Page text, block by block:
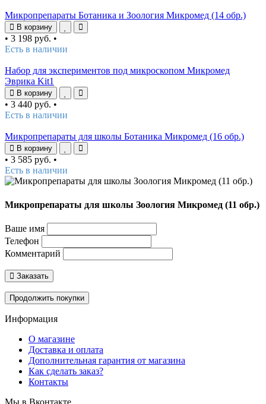
Микропрепараты Ботаника и Зоология Микромед (14 обр.)
В корзину
• 3 198 руб. •
Есть в наличии
Набор для экспериментов под микроскопом Микромед
Эврика Kit1
В корзину
• 3 440 руб. •
Есть в наличии
Микропрепараты для школы Ботаника Микромед (16 обр.)
В корзину
• 3 585 руб. •
Есть в наличии
Микропрепараты для школы Зоология Микромед (11 обр.)
Ваше имя
Телефон
Комментарий
Заказать
Продолжить покупки
Информация
О магазине
Доставка и оплата
Дополнительная гарантия от магазина
Как сделать заказ?
Контакты
Мы в Вконтакте